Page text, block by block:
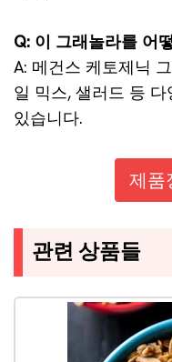
Q: 이 그래놀라를 어
A: 메건스 케토제닉
일 믹스, 샐러드 등
있습니다.
제품
관련 상품들